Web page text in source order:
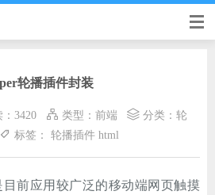
轮播插件封装
：3420 类型： 前端 分类： 轮
标签： 轮播插件 html
目前应用较广泛的移动端网页触摸